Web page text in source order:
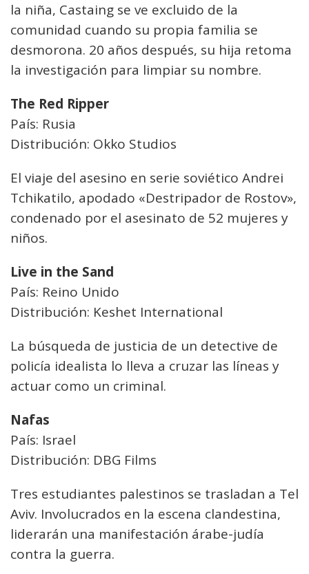
la niña, Castaing se ve excluido de la
comunidad cuando su propia familia se
desmorona. 20 años después, su hija retoma
la investigación para limpiar su nombre.
The Red Ripper
País: Rusia
Distribución: Okko Studios
El viaje del asesino en serie soviético Andrei
Tchikatilo, apodado «Destripador de Rostov»,
condenado por el asesinato de 52 mujeres y
niños.
Live in the Sand
País: Reino Unido
Distribución: Keshet International
La búsqueda de justicia de un detective de
policía idealista lo lleva a cruzar las líneas y
actuar como un criminal.
Nafas
País: Israel
Distribución: DBG Films
Tres estudiantes palestinos se trasladan a Tel
Aviv. Involucrados en la escena clandestina,
liderarán una manifestación árabe-judía
contra la guerra.